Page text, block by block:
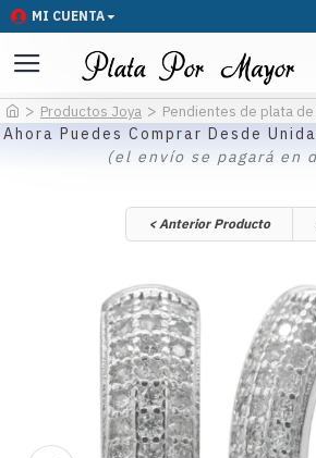
MI CUENTA
Productos Joya Pendientes de plata
Ahora Puedes Comprar Desde
(el envío se pagará en
< Anterior Producto